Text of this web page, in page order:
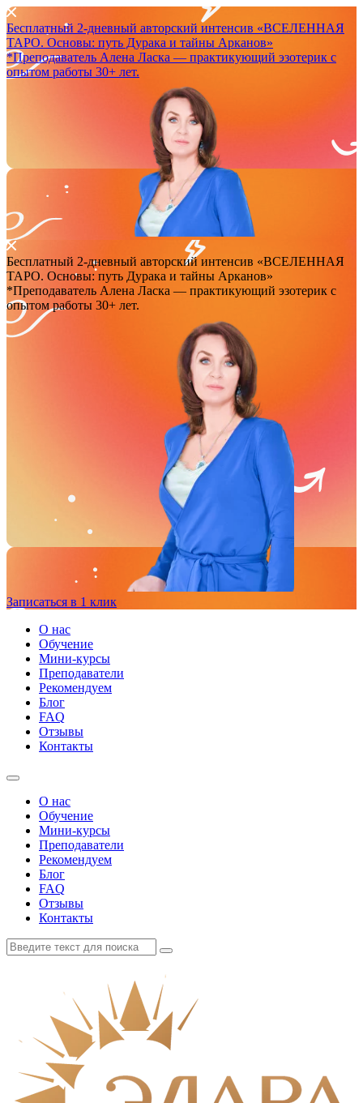
Бесплатный 2-дневный авторский интенсив «ВСЕЛЕННАЯ
ТАРО. Основы: путь Дурака и тайны Арканов»
*Преподаватель Аленa Ласка — практикующий эзотерик с
опытом работы 30+ лет.
Бесплатный 2-дневный авторский интенсив «ВСЕЛЕННАЯ
ТАРО. Основы: путь Дурака и тайны Арканов»
*Преподаватель Аленa Ласка — практикующий эзотерик с
опытом работы 30+ лет.
Записаться в 1 клик
О нас
Обучение
Мини-курсы
Преподаватели
Рекомендуем
Блог
FAQ
Отзывы
Контакты
О нас
Обучение
Мини-курсы
Преподаватели
Рекомендуем
Блог
FAQ
Отзывы
Контакты